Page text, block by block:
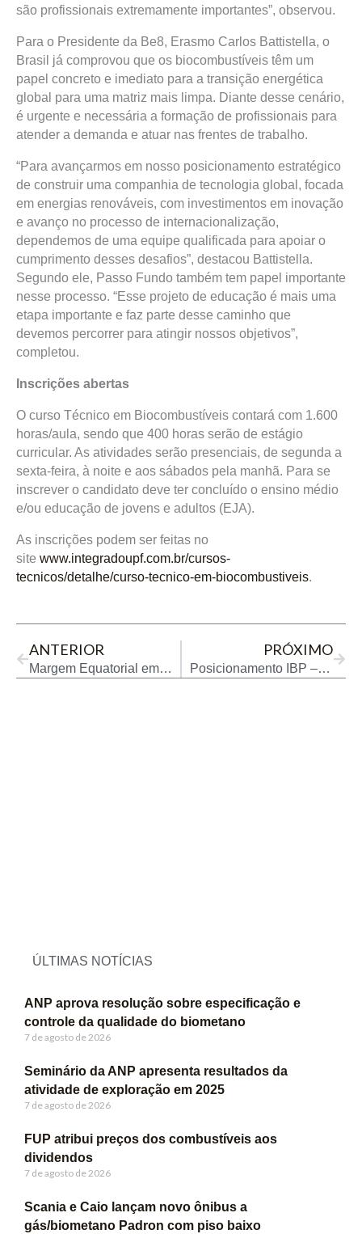
são profissionais extremamente importantes”, observou.
Para o Presidente da Be8, Erasmo Carlos Battistella, o
Brasil já comprovou que os biocombustíveis têm um
papel concreto e imediato para a transição energética
global para uma matriz mais limpa. Diante desse cenário,
é urgente e necessária a formação de profissionais para
atender a demanda e atuar nas frentes de trabalho.
“Para avançarmos em nosso posicionamento estratégico
de construir uma companhia de tecnologia global, focada
em energias renováveis, com investimentos em inovação
e avanço no processo de internacionalização,
dependemos de uma equipe qualificada para apoiar o
cumprimento desses desafios”, destacou Battistella.
Segundo ele, Passo Fundo também tem papel importante
nesse processo. “Esse projeto de educação é mais uma
etapa importante e faz parte desse caminho que
devemos percorrer para atingir nossos objetivos”,
completou.
Inscrições abertas
O curso Técnico em Biocombustíveis contará com 1.600
horas/aula, sendo que 400 horas serão de estágio
curricular. As atividades serão presenciais, de segunda a
sexta-feira, à noite e aos sábados pela manhã. Para se
inscrever o candidato deve ter concluído o ensino médio
e/ou educação de jovens e adultos (EJA).
As inscrições podem ser feitas no
site www.integradoupf.com.br/cursos-
tecnicos/detalhe/curso-tecnico-em-biocombustiveis.
ANTERIOR
Margem Equatorial em foco: Decisão da Petrobras ascende otimismo para temáticas propostas pelo evento Oil & Gas Summit
PRÓXIMO
Posicionamento IBP – PLP 125/22 (Devedor Contumaz)
ÚLTIMAS NOTÍCIAS
ANP aprova resolução sobre especificação e
controle da qualidade do biometano
7 de agosto de 2026
Seminário da ANP apresenta resultados da
atividade de exploração em 2025
7 de agosto de 2026
FUP atribui preços dos combustíveis aos
dividendos
7 de agosto de 2026
Scania e Caio lançam novo ônibus a
gás/biometano Padron com piso baixo